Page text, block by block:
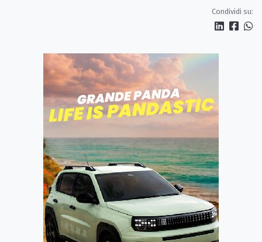
Condividi su: